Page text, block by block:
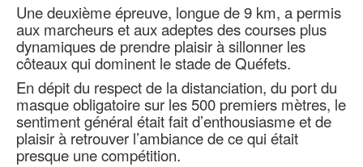
Une deuxième épreuve, longue de 9 km, a permis
aux marcheurs et aux adeptes des courses plus
dynamiques de prendre plaisir à sillonner les
côteaux qui dominent le stade de Quéfets.
En dépit du respect de la distanciation, du port du
masque obligatoire sur les 500 premiers mètres, le
sentiment général était fait d’enthousiasme et de
plaisir à retrouver l’ambiance de ce qui était
presque une compétition.